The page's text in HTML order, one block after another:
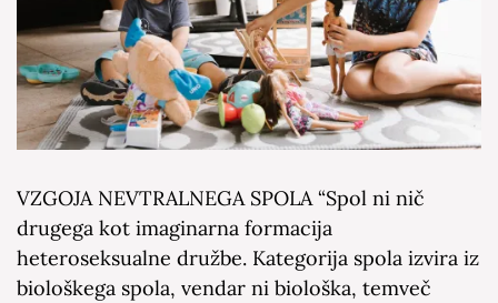
VZGOJA NEVTRALNEGA SPOLA “Spol ni nič
drugega kot imaginarna formacija
heteroseksualne družbe. Kategorija spola izvira iz
biološkega spola, vendar ni biološka, temveč